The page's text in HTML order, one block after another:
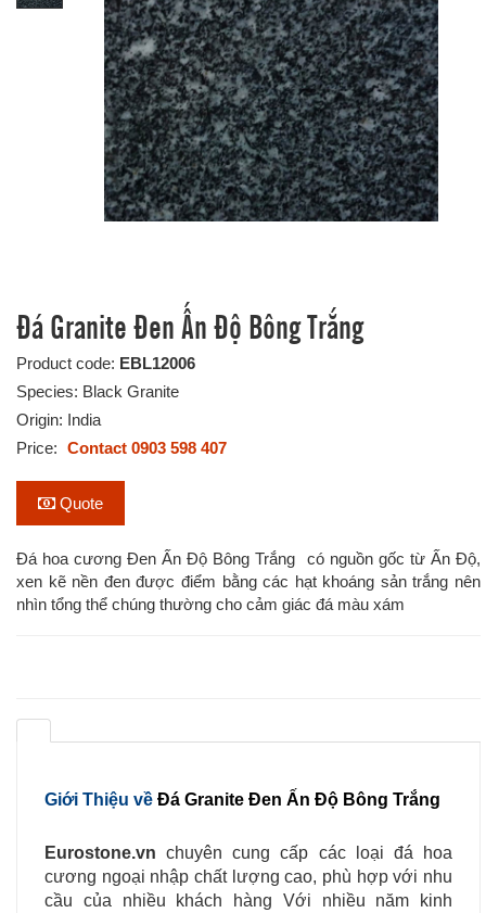
Đá Granite Đen Ấn Độ Bông Trắng
Product code: EBL12006
Species: Black Granite
Origin: India
Price: Contact 0903 598 407
Quote
Đá hoa cương Đen Ấn Độ Bông Trắng có nguồn gốc từ Ấn Độ,
xen kẽ nền đen được điểm bằng các hạt khoáng sản trắng nên
nhìn tổng thể chúng thường cho cảm giác đá màu xám
Giới Thiệu về Đá Granite Đen Ấn Độ Bông Trắng
Eurostone.vn chuyên cung cấp các loại đá hoa
cương ngoại nhập chất lượng cao, phù hợp với nhu
cầu của nhiều khách hàng Với nhiều năm kinh